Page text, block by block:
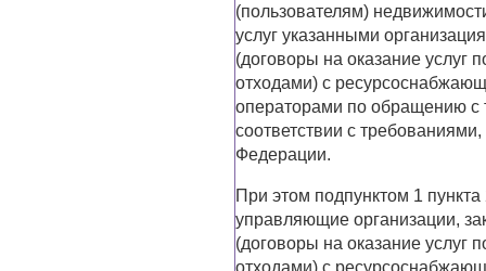
(пользователям)
услуг указанными
(договоры на оказание
отходами) с
операторами по обращению
соответствии с
Федерации.
При этом подпунктом 1
управляющие организации,
(договоры на оказание
отходами) с